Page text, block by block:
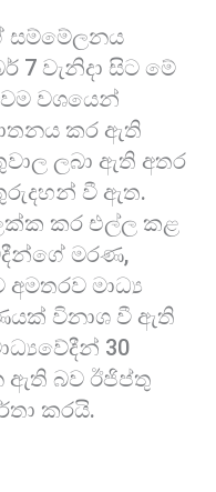
සම්මේලනය
වැනිදා සිට මේ
වශයෙන්
කර ඇති
ලබා ඇති අතර
වී ඇත.
කර එල්ල කළ
මරණ,
මාධ්‍ය
විනාශ වී ඇති
30
ඇති බව ඊජිප්තු
කරයි.